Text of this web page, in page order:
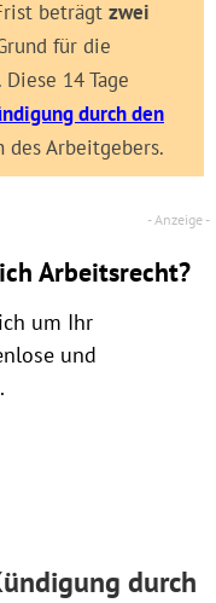
beträgt zwei
für die
14 Tage
durch den
des Arbeitgebers.
Arbeitsrecht?
um Ihr
und
durch